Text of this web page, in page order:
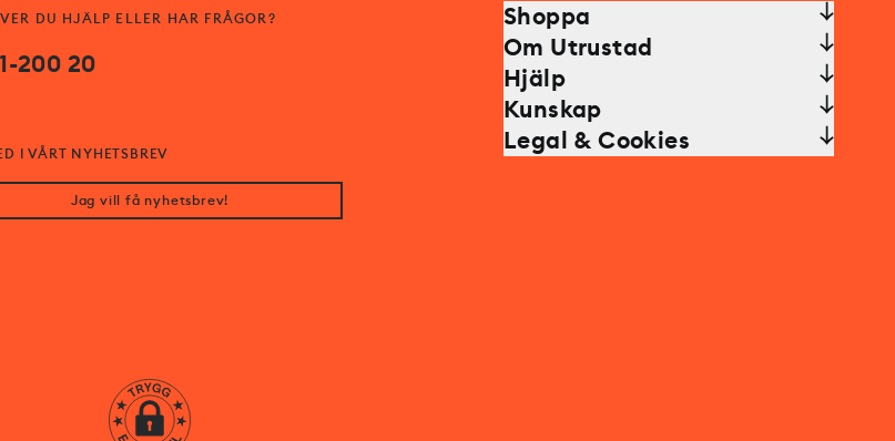
DU HJÄLP ELLER HAR FRÅGOR?
200 20
I VÅRT NYHETSBREV
Jag vill få nyhetsbrev!
Shoppa
Om Utrustad
Hjälp
Kunskap
Legal & Cookies